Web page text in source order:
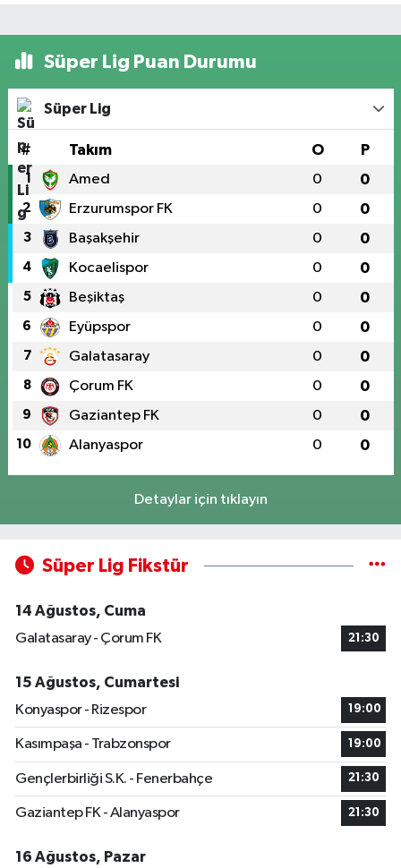
Süper Lig Puan Durumu
Süper Lig
# Takım O P
1 Amed 0 0
2 Erzurumspor FK 0 0
3 Başakşehir 0 0
4 Kocaelispor 0 0
5 Beşiktaş 0 0
6 Eyüpspor 0 0
7 Galatasaray 0 0
8 Çorum FK 0 0
9 Gaziantep FK 0 0
10 Alanyaspor 0 0
Detaylar için tıklayın
Süper Lig Fikstür
14 Ağustos, Cuma
Galatasaray - Çorum FK
21:30
15 Ağustos, Cumartesi
Konyaspor - Rizespor
19:00
Kasımpaşa - Trabzonspor 19:00
Gençlerbirliği S.K. - Fenerbahçe 21:30
Gaziantep FK - Alanyaspor 21:30
16 Ağustos, Pazar